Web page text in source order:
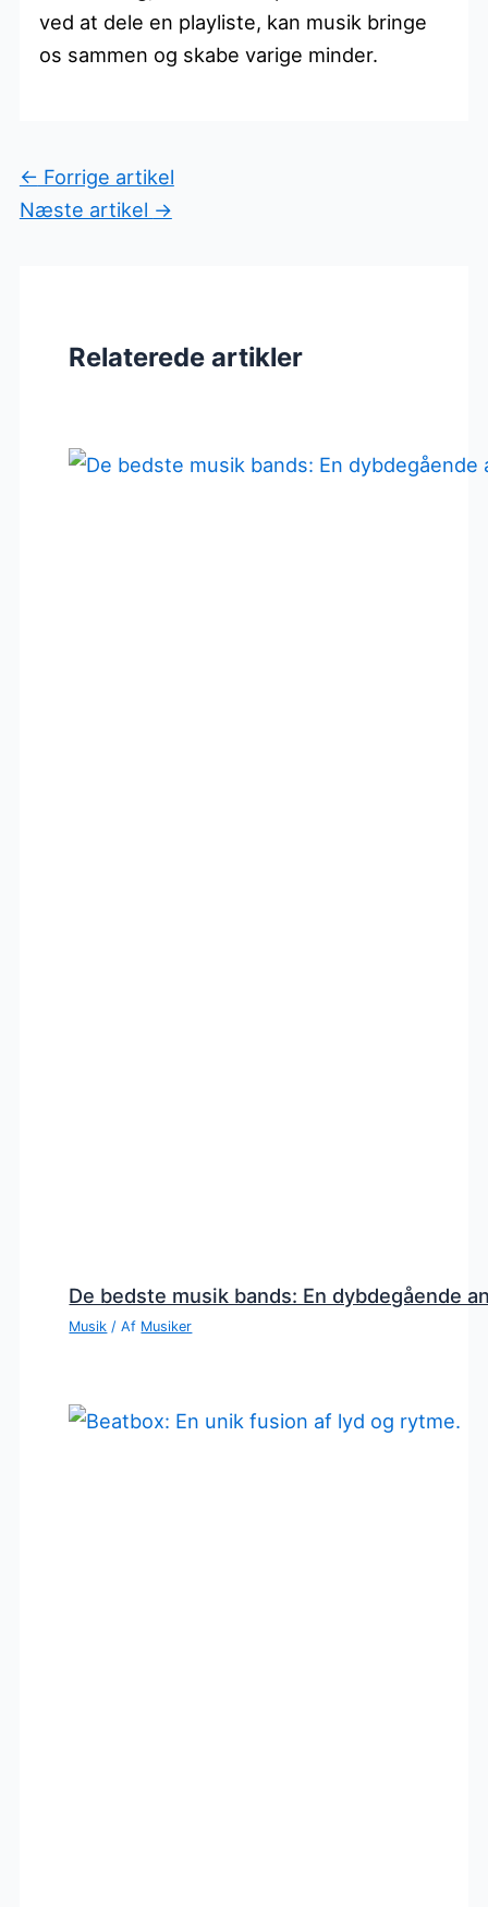
ved at dele en playliste, kan musik bringe
os sammen og skabe varige minder.
← Forrige artikel
Næste artikel →
Relaterede artikler
De bedste musik bands: En dybdegående
Musik / Af Musiker